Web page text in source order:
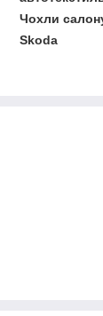
Чохли
Skoda